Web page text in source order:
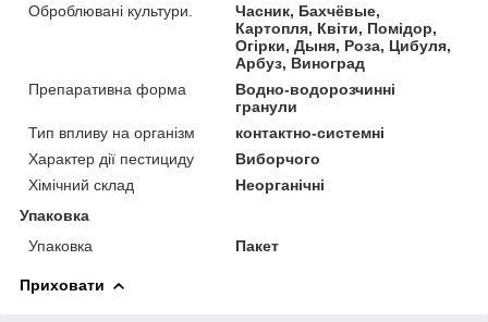
Оброблювані культури.
Часник, Бахчёвые,
Картопля, Квіти, Помідор,
Огірки, Дыня, Роза, Цибуля,
Арбуз, Виноград
Препаративна форма
Водно-водорозчинні
гранули
Тип впливу на організм
контактно-системні
Характер дії пестициду
Виборчого
Хімічний склад
Неорганічні
Упаковка
Упаковка
Пакет
Приховати